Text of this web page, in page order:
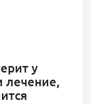
у
лечение,